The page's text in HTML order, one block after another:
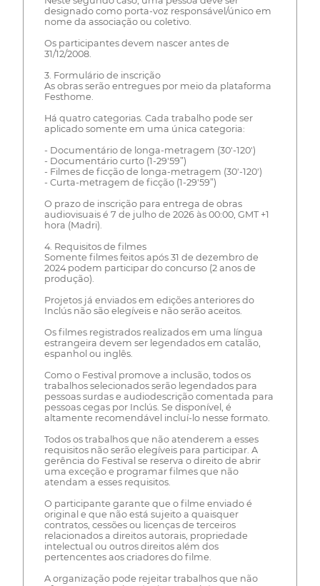
designado como porta-voz responsável/único em
nome da associação ou coletivo.
Os participantes devem nascer antes de
31/12/2008.
3. Formulário de inscrição
As obras serão entregues por meio da plataforma
Festhome.
Há quatro categorias. Cada trabalho pode ser
aplicado somente em uma única categoria:
- Documentário de longa-metragem (30'-120')
- Documentário curto (1-29'59”)
- Filmes de ficção de longa-metragem (30'-120')
- Curta-metragem de ficção (1-29'59”)
O prazo de inscrição para entrega de obras
audiovisuais é 7 de julho de 2026 às 00:00, GMT +1
hora (Madri).
4. Requisitos de filmes
Somente filmes feitos após 31 de dezembro de
2024 podem participar do concurso (2 anos de
produção).
Projetos já enviados em edições anteriores do
Inclús não são elegíveis e não serão aceitos.
Os filmes registrados realizados em uma língua
estrangeira devem ser legendados em catalão,
espanhol ou inglês.
Como o Festival promove a inclusão, todos os
trabalhos selecionados serão legendados para
pessoas surdas e audiodescrição comentada para
pessoas cegas por Inclús. Se disponível, é
altamente recomendável incluí-lo nesse formato.
Todos os trabalhos que não atenderem a esses
requisitos não serão elegíveis para participar. A
gerência do Festival se reserva o direito de abrir
uma exceção e programar filmes que não
atendam a esses requisitos.
O participante garante que o filme enviado é
original e que não está sujeito a quaisquer
contratos, cessões ou licenças de terceiros
relacionados a direitos autorais, propriedade
intelectual ou outros direitos além dos
pertencentes aos criadores do filme.
A organização pode rejeitar trabalhos que não